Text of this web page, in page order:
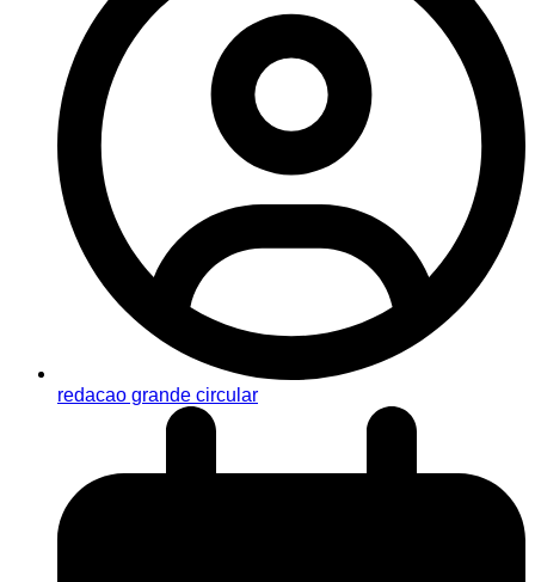
redacao grande circular